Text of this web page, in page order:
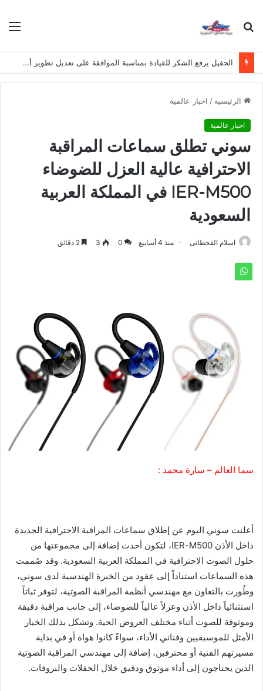
بحث
الحقيل يرفع الشكر للقيادة بمناسبة الموافقة على تعديل تطوير أراضي برامج الدعم السكني
الرئيسية / اخبار عالمية
اخبار عالمية
سوني تطلق سماعات المراقبة
الاحترافية عالية العزل للضوضاء
IER-M500 في المملكة العربية
السعودية
اسلام القحطانى منذ 4 أسابيع 0
3
سما العالم – سارة محمد :
أعلنت سوني اليوم عن إطلاق سماعات المراقبة الاحترافية الجديدة
داخل الأذن IER-M500، لتكون أحدث إضافة إلى مجموعتها من
حلول الصوت الاحترافية في المملكة العربية السعودية. وقد صُممت
هذه السماعات استناداً إلى عقود من الخبرة الهندسية لدى سوني،
وطُورت بالتعاون مع مهندسي أنظمة المراقبة الصوتية، لتوفر ثباتاً
استثنائياً داخل الأذن وعزلاً عالياً للضوضاء، إلى جانب مراقبة دقيقة
وموثوقة للصوت أثناء مختلف العروض الحية. وتشكل بذلك الخيار
الأمثل للموسيقيين وفناني الأداء، سواءً كانوا هواة أو في بداية
مسيرتهم الفنية أو محترفين، إضافة إلى مهندسي المراقبة الصوتية
الذين يحتاجون إلى أداء موثوق ودقيق خلال الحفلات والبروفات.